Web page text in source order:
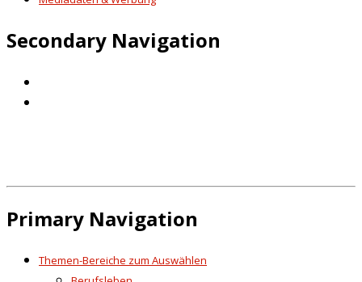
Secondary Navigation
Primary Navigation
Themen-Bereiche zum Auswählen